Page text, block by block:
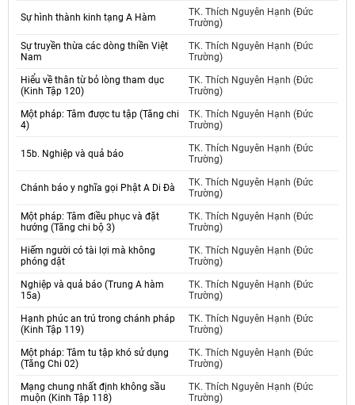
Sự hình thành kinh tạng A Hàm
TK. Thích Nguyên Hạnh (Đức
Trường)
Sự truyền thừa các dòng thiền Việt
Nam
TK. Thích Nguyên Hạnh (Đức
Trường)
Hiểu về thân từ bỏ lòng tham dục
(Kinh Tập 120)
TK. Thích Nguyên Hạnh (Đức
Trường)
Một pháp: Tâm được tu tập (Tăng chi
4)
TK. Thích Nguyên Hạnh (Đức
Trường)
15b. Nghiệp và quả báo
TK. Thích Nguyên Hạnh (Đức
Trường)
Chánh báo y nghĩa gọi Phật A Di Đà
TK. Thích Nguyên Hạnh (Đức
Trường)
Một pháp: Tâm điều phục và đặt
hướng (Tăng chi bộ 3)
TK. Thích Nguyên Hạnh (Đức
Trường)
Hiếm người có tài lợi mà không
phóng dật
TK. Thích Nguyên Hạnh (Đức
Trường)
Nghiệp và quả báo (Trung A hàm
15a)
TK. Thích Nguyên Hạnh (Đức
Trường)
Hạnh phúc an trú trong chánh pháp
(Kinh Tập 119)
TK. Thích Nguyên Hạnh (Đức
Trường)
Một pháp: Tâm tu tập khó sử dụng
(Tăng Chi 02)
TK. Thích Nguyên Hạnh (Đức
Trường)
Mạng chung nhất định không sầu
muộn (Kinh Tập 118)
TK. Thích Nguyên Hạnh (Đức
Trường)